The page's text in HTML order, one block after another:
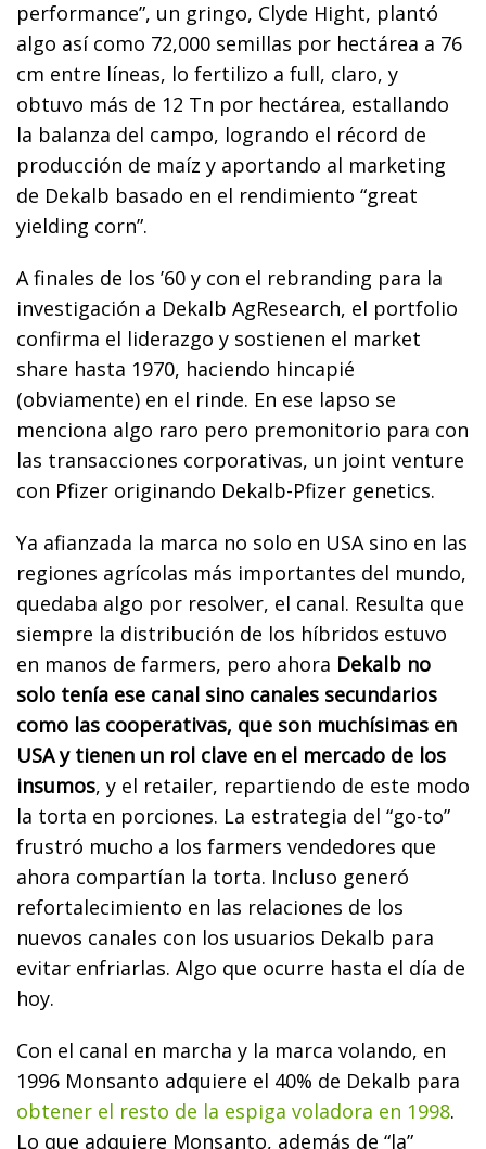
performance”, un gringo, Clyde Hight, plantó
algo así como 72,000 semillas por hectárea a 76
cm entre líneas, lo fertilizo a full, claro, y
obtuvo más de 12 Tn por hectárea, estallando
la balanza del campo, logrando el récord de
producción de maíz y aportando al marketing
de Dekalb basado en el rendimiento “great
yielding corn”.
A finales de los ’60 y con el rebranding para la
investigación a Dekalb AgResearch, el portfolio
confirma el liderazgo y sostienen el market
share hasta 1970, haciendo hincapié
(obviamente) en el rinde. En ese lapso se
menciona algo raro pero premonitorio para con
las transacciones corporativas, un joint venture
con Pfizer originando Dekalb-Pfizer genetics.
Ya afianzada la marca no solo en USA sino en las
regiones agrícolas más importantes del mundo,
quedaba algo por resolver, el canal. Resulta que
siempre la distribución de los híbridos estuvo
en manos de farmers, pero ahora Dekalb no
solo tenía ese canal sino canales secundarios
como las cooperativas, que son muchísimas en
USA y tienen un rol clave en el mercado de los
insumos, y el retailer, repartiendo de este modo
la torta en porciones. La estrategia del “go-to”
frustró mucho a los farmers vendedores que
ahora compartían la torta. Incluso generó
refortalecimiento en las relaciones de los
nuevos canales con los usuarios Dekalb para
evitar enfriarlas. Algo que ocurre hasta el día de
hoy.
Con el canal en marcha y la marca volando, en
1996 Monsanto adquiere el 40% de Dekalb para
obtener el resto de la espiga voladora en 1998.
Lo que adquiere Monsanto, además de “la”